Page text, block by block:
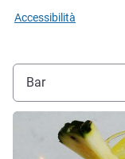
Accessibilità
Bar
Visualizza dettagli